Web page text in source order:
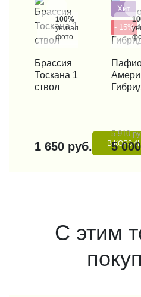
100%
уникальные
фото
КУПИТЬ В 1 КЛИК
Брассия
Тоскана 1
ствол
1 650 руб. В
Хит
- 15%
КУПИТЬ В
5 910
5
С этим